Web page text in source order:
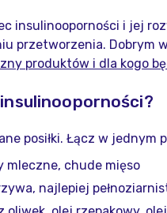
insulinooporności i jej
przetworzenia. Dobrym
produktów i dla kogo
posiłki. Łącz w jednym
mleczne, chude mięso
najlepiej